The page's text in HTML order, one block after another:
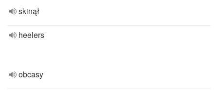
skinął
heelers
obcasy